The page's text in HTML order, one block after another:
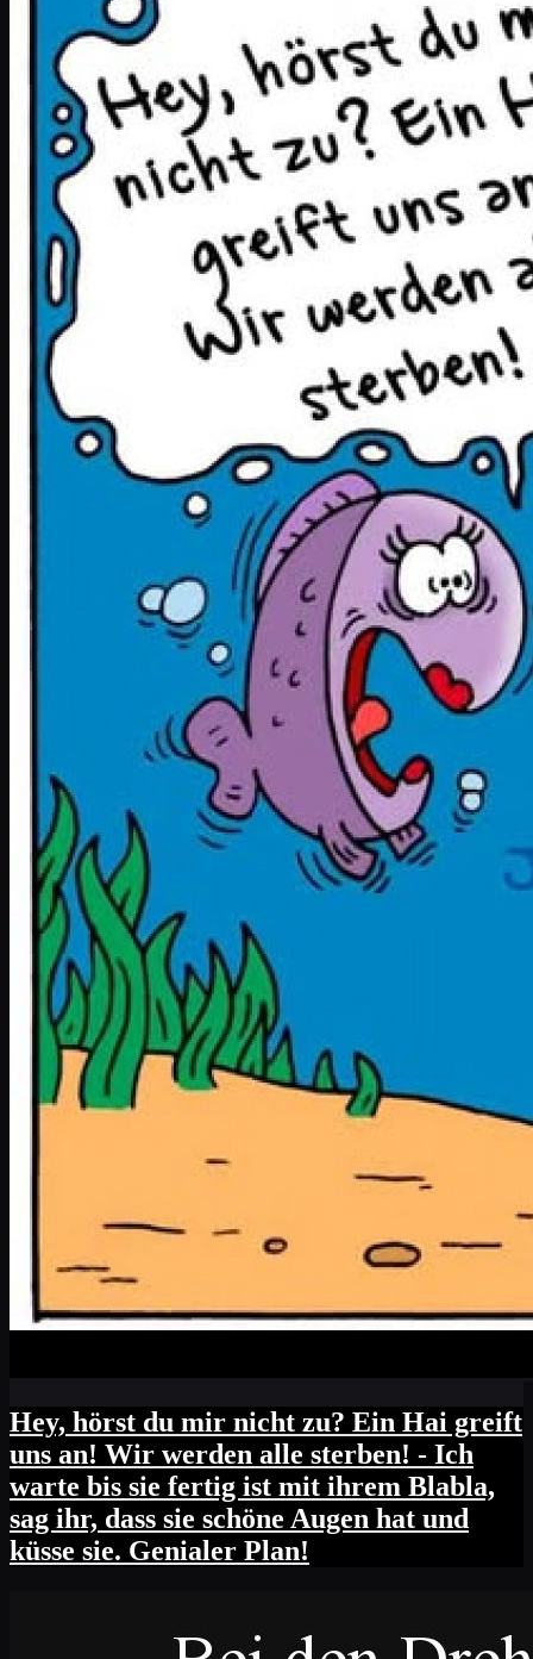
Hey, hörst du mir nicht zu? Ein Hai greift
uns an! Wir werden alle sterben! - Ich
warte bis sie fertig ist mit ihrem Blabla,
sag ihr, dass sie schöne Augen hat und
küsse sie. Genialer Plan!